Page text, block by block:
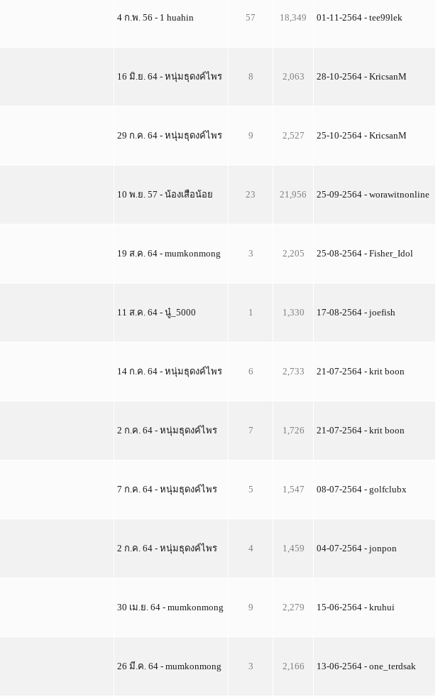
4 ก.พ. 56 - 1 huahin 57 18,349 01-11-2564 - tee99lek
16 มิ.ย. 64 - หนุ่มธุดงค์ไพร 8 2,063 28-10-2564 - KricsanM
29 ก.ค. 64 - หนุ่มธุดงค์ไพร 9 2,527 25-10-2564 - KricsanM
10 พ.ย. 57 - น้องเสือน้อย 23 21,956 25-09-2564 - worawitnonline
19 ส.ค. 64 - mumkonmong 3 2,205 25-08-2564 - Fisher_Idol
11 ส.ค. 64 - นู๋_5000 1 1,330 17-08-2564 - joefish
14 ก.ค. 64 - หนุ่มธุดงค์ไพร 6 2,733 21-07-2564 - krit boon
2 ก.ค. 64 - หนุ่มธุดงค์ไพร 7 1,726 21-07-2564 - krit boon
7 ก.ค. 64 - หนุ่มธุดงค์ไพร 5 1,547 08-07-2564 - golfclubx
2 ก.ค. 64 - หนุ่มธุดงค์ไพร 4 1,459 04-07-2564 - jonpon
30 เม.ย. 64 - mumkonmong 9 2,279 15-06-2564 - kruhui
26 มี.ค. 64 - mumkonmong 3 2,166 13-06-2564 - one_terdsak